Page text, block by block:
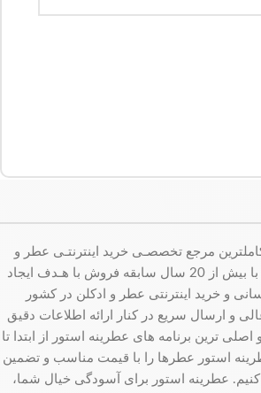
مرجع تخصصـی خرید اینترنتـی عطر و
ادکلن و آرایشی بهداشتی با بیش از 20 سال سابقه فروش با هـدف ایجاد
و خرید اینترنتی عطر و ادکلن در کشور
و ارسال سریع در کنار ارائه اطلاعات دقیق
ترین برنامه های عطرینه استور از ابتدا تا
استور عطرها را با قیمت مناسب و تضمین
کنیم. عطرینه استور برای آسودگی خیال شما،